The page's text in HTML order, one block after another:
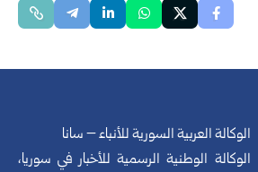
الوكالة العربية السورية للأنباء – سانا
الوكالة الوطنية الرسمية للأخبار في سوريا،